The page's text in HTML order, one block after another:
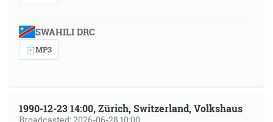
SWAHILI DRC
MP3
1990-12-23 14:00, Zürich, Switzerland, Volkshaus